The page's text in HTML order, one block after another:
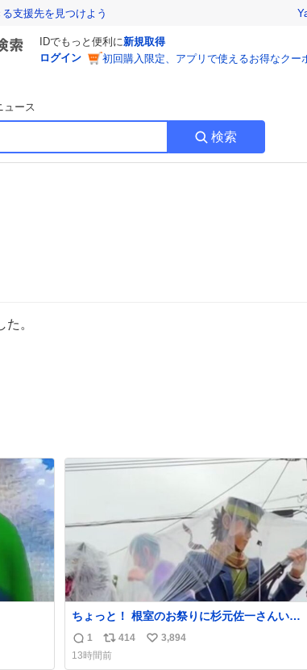
支援先を見つけよう
IDでもっと便利に新規取得
ログイン
初回購入限定、アプリで使えるお得なクー
ュース
検索
。
ちょっと！ 根室のお祭りに杉元佐一さんいる
じゃん！
返
信
1
リ
ポ
414
い
3,894
13時間前